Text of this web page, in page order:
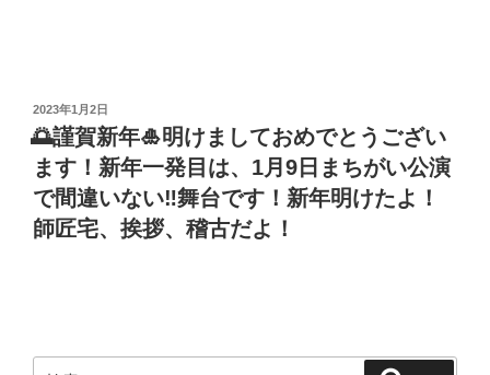
投
稿
日:
2023年1月2日
🌅謹賀新年🎍明けましておめでとうござい
ます！新年一発目は、1月9日まちがい公演
で間違いない‼︎舞台です！新年明けたよ！
師匠宅、挨拶、稽古だよ！